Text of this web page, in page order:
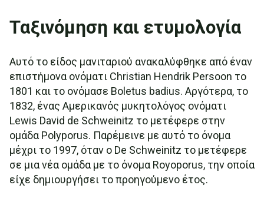
Ταξινόμηση και ετυμολογία
Αυτό το είδος μανιταριού ανακαλύφθηκε από έναν
επιστήμονα ονόματι Christian Hendrik Persoon το
1801 και το ονόμασε Boletus badius. Αργότερα, το
1832, ένας Αμερικανός μυκητολόγος ονόματι
Lewis David de Schweinitz το μετέφερε στην
ομάδα Polyporus. Παρέμεινε με αυτό το όνομα
μέχρι το 1997, όταν ο De Schweinitz το μετέφερε
σε μια νέα ομάδα με το όνομα Royoporus, την οποία
είχε δημιουργήσει το προηγούμενο έτος.